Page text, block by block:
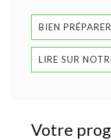
BIEN
LIRE SUR
Votre